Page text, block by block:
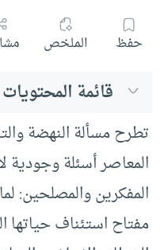
حفظ الملخص
قائمة المحتويات
تطرح مسألة النهضة
المعاصر أسئلة
المفكرين والمصلحين:
مفتاح استئناف حياتها